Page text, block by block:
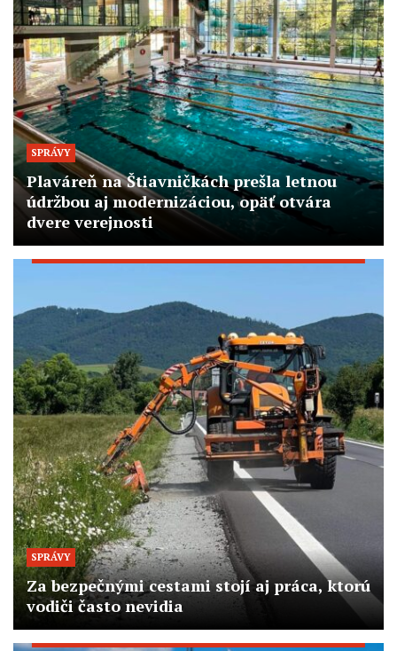
SPRÁVY
Plaváreň na Štiavničkách prešla letnou
údržbou aj modernizáciou, opäť otvára
dvere verejnosti
SPRÁVY
Za bezpečnými cestami stojí aj práca, ktorú
vodiči často nevidia